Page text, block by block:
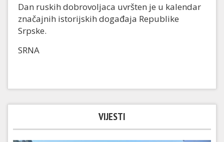
Dan ruskih dobrovoljaca uvršten je u kalendar
značajnih istorijskih događaja Republike
Srpske.
SRNA
VIJESTI